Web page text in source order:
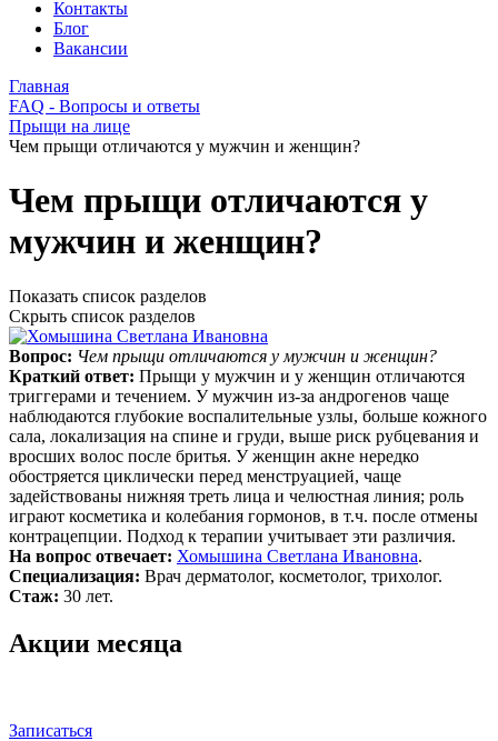
Контакты
Блог
Вакансии
Главная
FAQ - Вопросы и ответы
Прыщи на лице
Чем прыщи отличаются у мужчин и женщин?
Чем прыщи отличаются у
мужчин и женщин?
Показать список разделов
Скрыть список разделов
Вопрос: Чем прыщи отличаются у мужчин и женщин?
Краткий ответ: Прыщи у мужчин и у женщин отличаются
триггерами и течением. У мужчин из‑за андрогенов чаще
наблюдаются глубокие воспалительные узлы, больше кожного
сала, локализация на спине и груди, выше риск рубцевания и
вросших волос после бритья. У женщин акне нередко
обостряется циклически перед менструацией, чаще
задействованы нижняя треть лица и челюстная линия; роль
играют косметика и колебания гормонов, в т.ч. после отмены
контрацепции. Подход к терапии учитывает эти различия.
На вопрос отвечает: Хомышина Светлана Ивановна.
Специализация: Врач дерматолог, косметолог, трихолог.
Стаж: 30 лет.
Акции месяца
Записаться